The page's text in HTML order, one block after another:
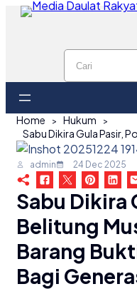
Home
Hukum
admin 24 Dec 2025
Sabu Dikira
Belitung
Barang
Bagi